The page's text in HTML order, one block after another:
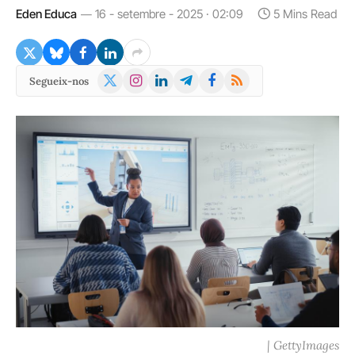
Eden Educa 16 - setembre - 2025 · 02:09 5 Mins Read
Segueix-nos
X
Instagram
LinkedInTelegramFacebook
RSS
| GettyImages